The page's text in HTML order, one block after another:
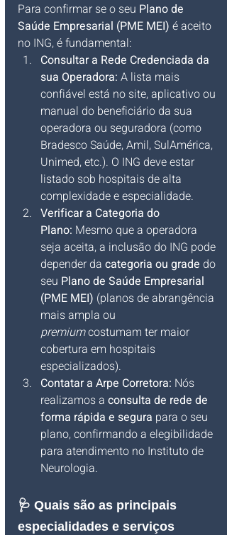
Para confirmar se o seu Plano de
Saúde Empresarial (PME MEI) é aceito
no ING, é fundamental:
Consultar a Rede Credenciada da
sua Operadora: A lista mais
confiável está no site, aplicativo ou
manual do beneficiário da sua
operadora ou seguradora (como
Bradesco Saúde, Amil, SulAmérica,
Unimed, etc.). O ING deve estar
listado sob hospitais de alta
complexidade e especialidade.
Verificar a Categoria do
Plano: Mesmo que a operadora
seja aceita, a inclusão do ING pode
depender da categoria ou grade do
seu Plano de Saúde Empresarial
(PME MEI) (planos de abrangência
mais ampla ou
premium costumam ter maior
cobertura em hospitais
especializados).
Contatar a Arpe Corretora: Nós
realizamos a consulta de rede de
forma rápida e segura para o seu
plano, confirmando a elegibilidade
para atendimento no Instituto de
Neurologia.
🩺 Quais são as principais
especialidades e serviços